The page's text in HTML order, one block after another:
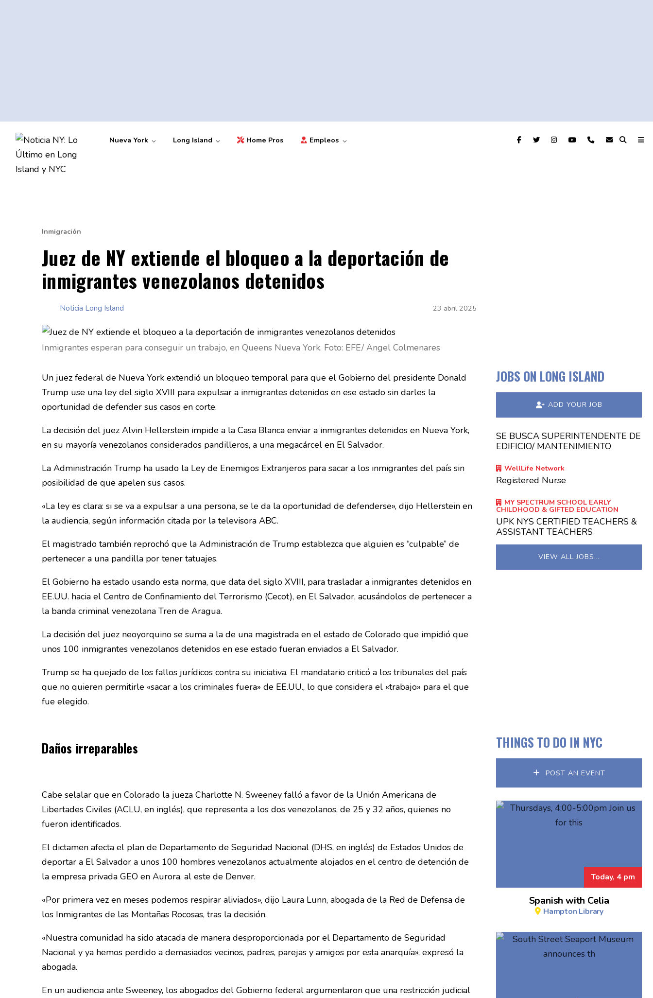
Nueva York Long Island Home Pros Empleos
Inmigración
Juez de NY extiende el bloqueo a la deportación de
inmigrantes venezolanos detenidos
Noticia Long Island 23 abril 2025
Inmigrantes esperan para conseguir un trabajo, en Queens Nueva York. Foto: EFE/ Angel Colmenares
Un juez federal de Nueva York extendió un bloqueo temporal para que el Gobierno del presidente Donald
Trump use una ley del siglo XVIII para expulsar a inmigrantes detenidos en ese estado sin darles la
oportunidad de defender sus casos en corte.
La decisión del juez Alvin Hellerstein impide a la Casa Blanca enviar a inmigrantes detenidos en Nueva York,
en su mayoría venezolanos considerados pandilleros, a una megacárcel en El Salvador.
La Administración Trump ha usado la Ley de Enemigos Extranjeros para sacar a los inmigrantes del país sin
posibilidad de que apelen sus casos.
«La ley es clara: si se va a expulsar a una persona, se le da la oportunidad de defenderse», dijo Hellerstein en
la audiencia, según información citada por la televisora ABC.
El magistrado también reprochó que la Administración de Trump establezca que alguien es “culpable” de
pertenecer a una pandilla por tener tatuajes.
El Gobierno ha estado usando esta norma, que data del siglo XVIII, para trasladar a inmigrantes detenidos en
EE.UU. hacia el Centro de Confinamiento del Terrorismo (Cecot), en El Salvador, acusándolos de pertenecer a
la banda criminal venezolana Tren de Aragua.
La decisión del juez neoyorquino se suma a la de una magistrada en el estado de Colorado que impidió que
unos 100 inmigrantes venezolanos detenidos en ese estado fueran enviados a El Salvador.
Trump se ha quejado de los fallos jurídicos contra su iniciativa. El mandatario criticó a los tribunales del país
que no quieren permitirle «sacar a los criminales fuera» de EE.UU., lo que considera el «trabajo» para el que
fue elegido.
Daños irreparables
Cabe selalar que en Colorado la jueza Charlotte N. Sweeney falló a favor de la Unión Americana de
Libertades Civiles (ACLU, en inglés), que representa a los dos venezolanos, de 25 y 32 años, quienes no
fueron identificados.
El dictamen afecta el plan de Departamento de Seguridad Nacional (DHS, en inglés) de Estados Unidos de
deportar a El Salvador a unos 100 hombres venezolanos actualmente alojados en el centro de detención de
la empresa privada GEO en Aurora, al este de Denver.
«Por primera vez en meses podemos respirar aliviados», dijo Laura Lunn, abogada de la Red de Defensa de
los Inmigrantes de las Montañas Rocosas, tras la decisión.
«Nuestra comunidad ha sido atacada de manera desproporcionada por el Departamento de Seguridad
Nacional y ya hemos perdido a demasiados vecinos, padres, parejas y amigos por esta anarquía», expresó la
abogada.
En un audiencia ante Sweeney, los abogados del Gobierno federal argumentaron que una restricción judicial
JOBS ON LONG ISLAND
ADD YOUR JOB
SE BUSCA SUPERINTENDENTE DE
EDIFICIO/ MANTENIMIENTO
WellLife Network
Registered Nurse
MY SPECTRUM SCHOOL EARLY
CHILDHOOD & GIFTED EDUCATION
UPK NYS CERTIFIED TEACHERS &
ASSISTANT TEACHERS
VIEW ALL JOBS…
THINGS TO DO IN NYC
POST AN EVENT
Today, 4 pm
Spanish with Celia
Hampton Library